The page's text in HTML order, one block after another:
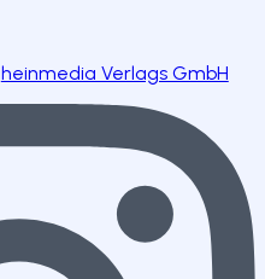
heinmedia Verlags GmbH